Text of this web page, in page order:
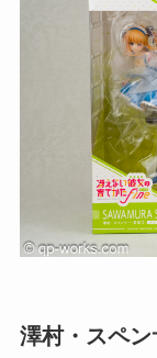
澤村・スペ